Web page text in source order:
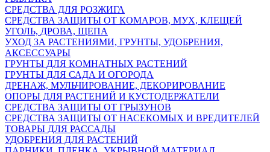
СРЕДСТВА ДЛЯ РОЗЖИГА
СРЕДСТВА ЗАЩИТЫ ОТ КОМАРОВ, МУХ, КЛЕЩЕЙ
УГОЛЬ, ДРОВА, ЩЕПА
УХОД ЗА РАСТЕНИЯМИ, ГРУНТЫ, УДОБРЕНИЯ,
АКСЕССУАРЫ
ГРУНТЫ ДЛЯ КОМНАТНЫХ РАСТЕНИЙ
ГРУНТЫ ДЛЯ САДА И ОГОРОДА
ДРЕНАЖ, МУЛЬЧИРОВАНИЕ, ДЕКОРИРОВАНИЕ
ОПОРЫ ДЛЯ РАСТЕНИЙ И КУСТОДЕРЖАТЕЛИ
СРЕДСТВА ЗАЩИТЫ ОТ ГРЫЗУНОВ
СРЕДСТВА ЗАЩИТЫ ОТ НАСЕКОМЫХ И ВРЕДИТЕЛЕЙ
ТОВАРЫ ДЛЯ РАССАДЫ
УДОБРЕНИЯ ДЛЯ РАСТЕНИЙ